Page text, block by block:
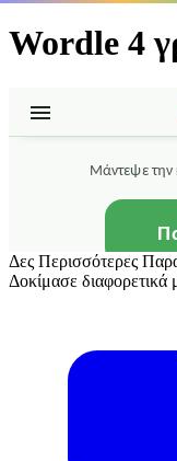
Wordle 4
Δες Περισσότερες
Δοκίμασε διαφορετικά